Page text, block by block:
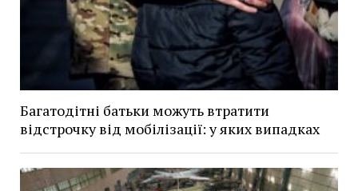
Багатодітні батьки можуть втратити
відстрочку від мобілізації: у яких випадках